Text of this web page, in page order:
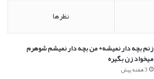
نظرها
زنم بچه دار نمیشه+ من بچه دار نمیشم شوهرم
میخواد زن بگیره
3 هفته پیش